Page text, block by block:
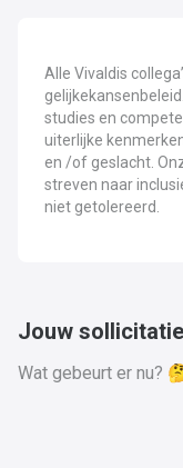
Alle Vivaldis
studies en
uiterlijke
en /of geslacht.
streven naar
niet getolereerd.
Jouw
Wat gebeurt er nu?